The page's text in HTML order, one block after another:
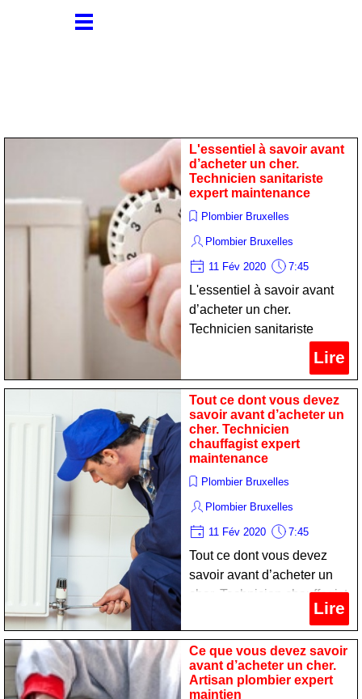
L'essentiel à savoir avant
d’acheter un cher.
Technicien sanitariste
expert maintenance
Plombier Bruxelles
Plombier Bruxelles
11 Fév 2020 7:45
L'essentiel à savoir avant
d’acheter un cher.
Technicien sanitariste
Lire
Tout ce dont vous devez
savoir avant d’acheter un
cher. Technicien
chauffagist expert
maintenance
Plombier Bruxelles
Plombier Bruxelles
11 Fév 2020 7:45
Tout ce dont vous devez
savoir avant d’acheter un
cher. Technicien chauffagist
Lire
Ce que vous devez savoir
avant d’acheter un cher.
Artisan plombier expert
maintien